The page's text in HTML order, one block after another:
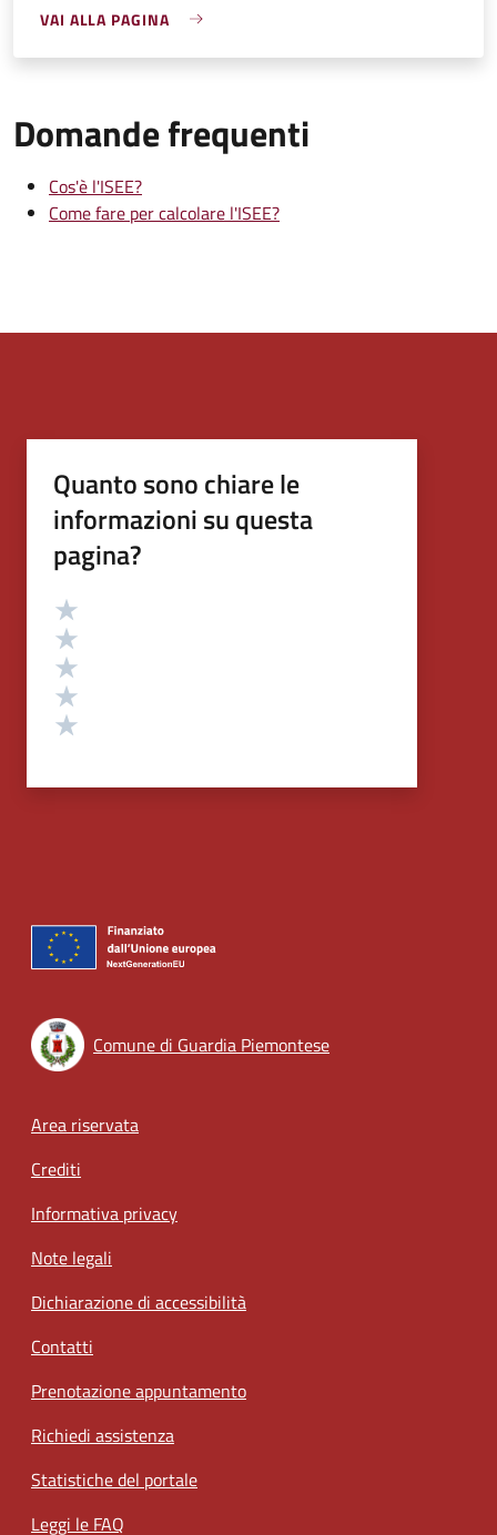
VAI ALLA PAGINA
Domande frequenti
Cos'è l'ISEE?
Come fare per calcolare l'ISEE?
Quanto sono chiare le
informazioni su questa
pagina?
Valutazione
Comune di Guardia Piemontese
Footer menu
Area riservata
Crediti
Informativa privacy
Note legali
Dichiarazione di accessibilità
Contatti
Prenotazione appuntamento
Richiedi assistenza
Statistiche del portale
Leggi le FAQ